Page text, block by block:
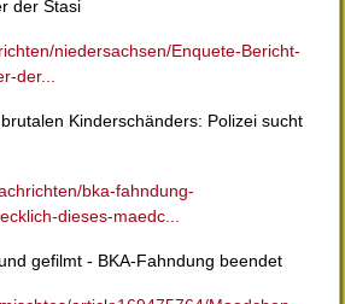
der Stasi
niedersachsen/Enquete-Bericht-
der...
Kinderschänders: Polizei sucht
bka-fahndung-
dieses-maedc...
gefilmt - BKA-Fahndung beendet